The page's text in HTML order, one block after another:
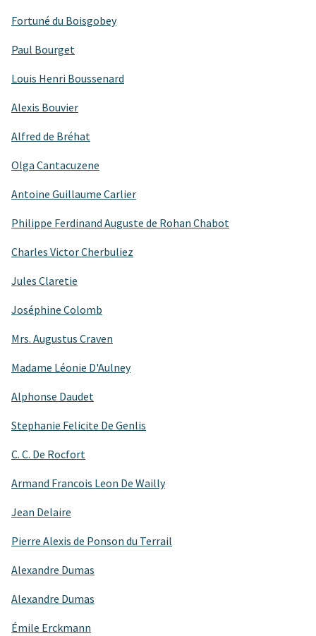
Fortuné du Boisgobey
Paul Bourget
Louis Henri Boussenard
Alexis Bouvier
Alfred de Bréhat
Olga Cantacuzene
Antoine Guillaume Carlier
Philippe Ferdinand Auguste de Rohan Chabot
Charles Victor Cherbuliez
Jules Claretie
Joséphine Colomb
Mrs. Augustus Craven
Madame Léonie D'Aulney
Alphonse Daudet
Stephanie Felicite De Genlis
C. C. De Rocfort
Armand Francois Leon De Wailly
Jean Delaire
Pierre Alexis de Ponson du Terrail
Alexandre Dumas
Alexandre Dumas
Émile Erckmann